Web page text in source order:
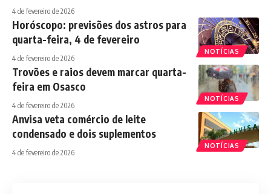
4 de fevereiro de 2026
NOTÍCIAS
Horóscopo: previsões dos astros para
quarta-feira, 4 de fevereiro
4 de fevereiro de 2026
NOTÍCIAS
Trovões e raios devem marcar quarta-
feira em Osasco
4 de fevereiro de 2026
NOTÍCIAS
Anvisa veta comércio de leite
condensado e dois suplementos
4 de fevereiro de 2026